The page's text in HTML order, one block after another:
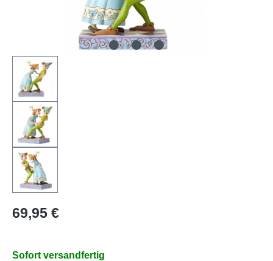
Regulärer Preis:
69,95 €
Sofort versandfertig